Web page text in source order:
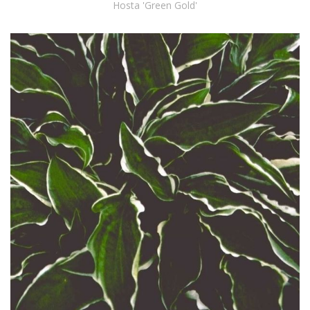
Hosta 'Green Gold'